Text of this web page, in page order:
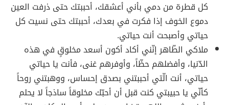
كل قطرة من دمي بأني أعشقك، أحببتك حتى ذرفت العين
دموع الخوف إذا فكرت في بعدك، أحببتك حتى نسيت كل
حياتي وأصبحت أنت حياتي.
ملاكي الطّاهر إنّني أكاد أكون أسعد مخلوقٍ في هذه
الدّنيا، وأفضلهم حظّاً، وأوفرهم غنى، فأنت يا حياتي
حياتي، أنت الّتي أحببتني بصدق إحساس، ووهبتني روحاً
كأنّي يا حبيبتي كنت قبل أن أحبّك مخلوقاً ساذجاً لا يحلم